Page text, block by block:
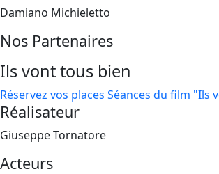
Damiano Michieletto
Nos Partenaires
Ils vont tous bien
Réservez vos places Séances du film "Ils
Réalisateur
Giuseppe Tornatore
Acteurs